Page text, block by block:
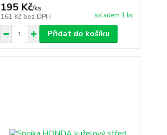
195 Kč/ks
161 Kč bez DPH skladem 1 ks
Přidat do košíku